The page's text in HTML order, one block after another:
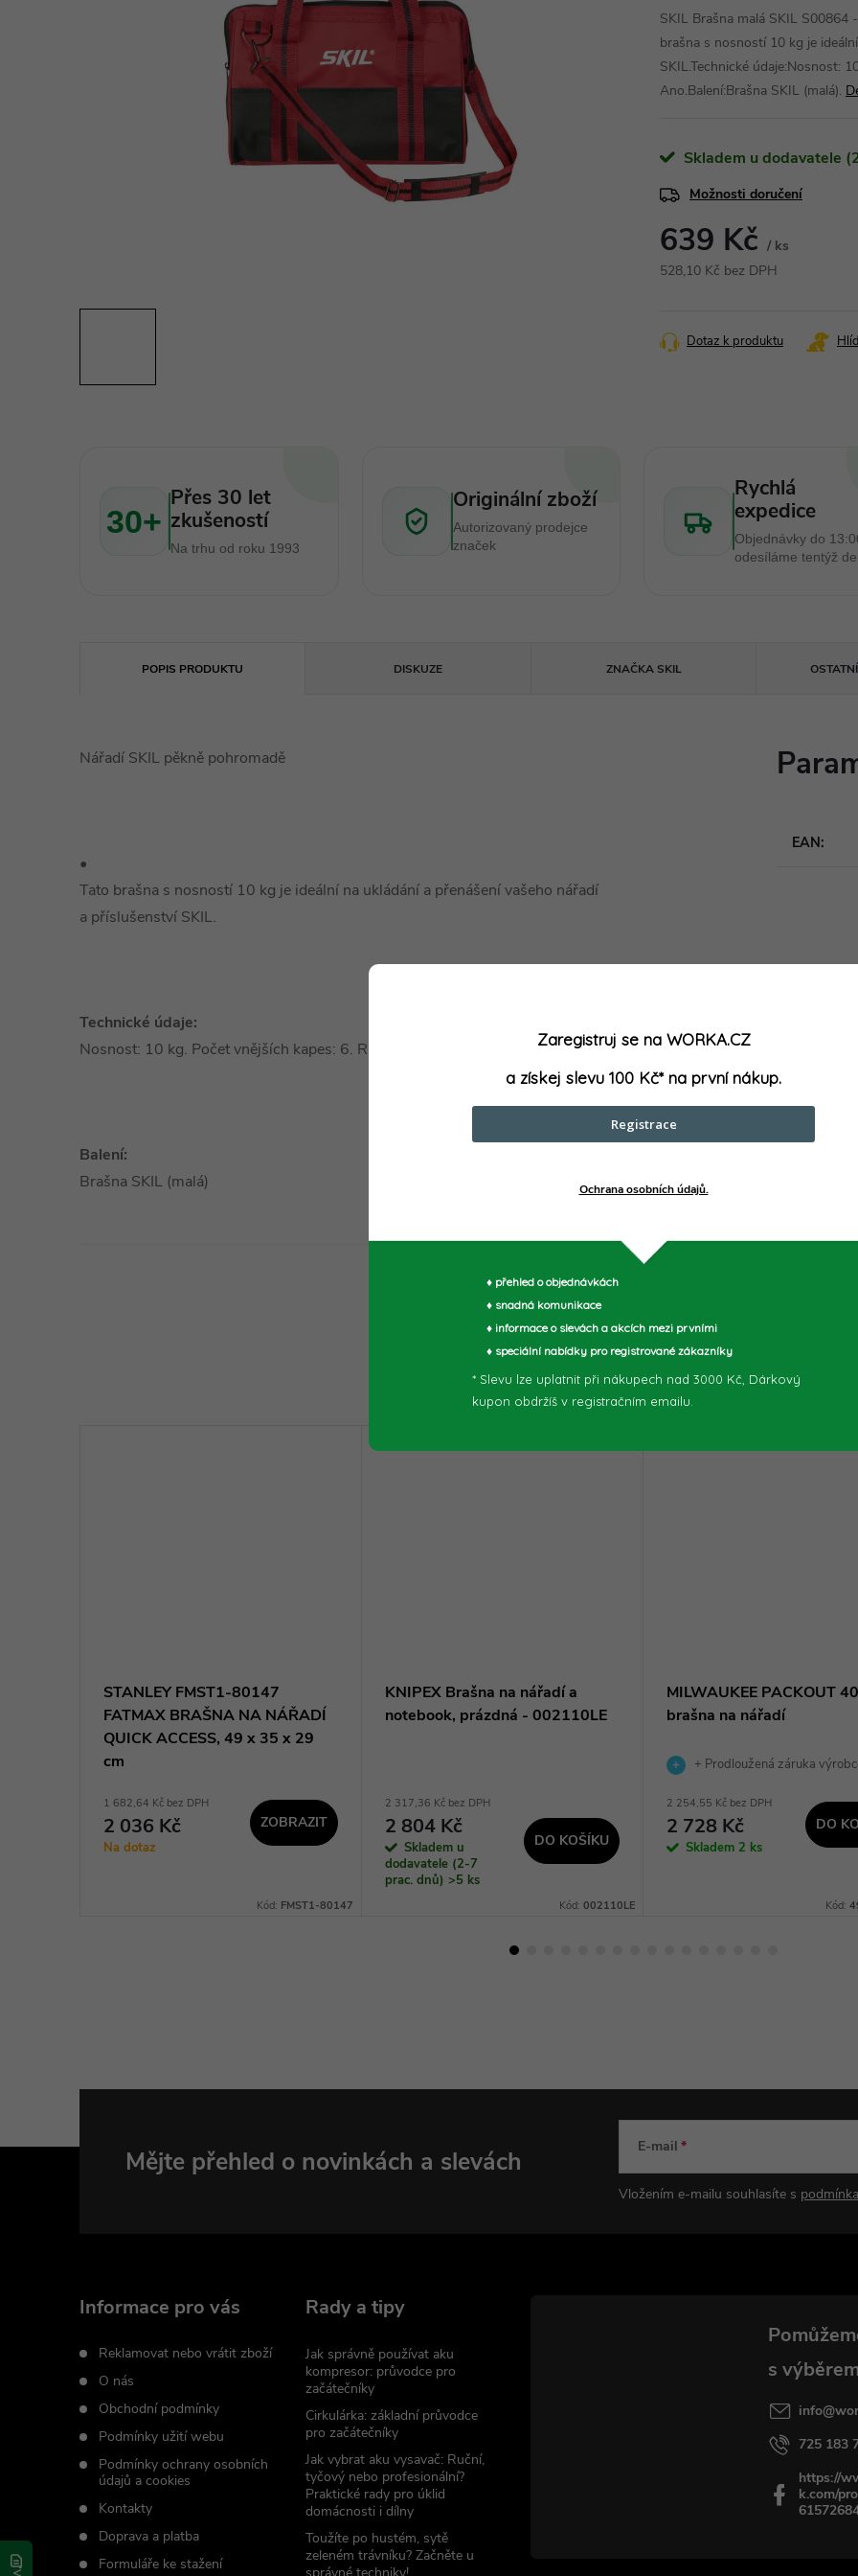
SKIL Brašna malá SKIL S00864
brašna s nosností 10 kg je
SKIL.Technické údaje:Nosnost:
Ano.Balení:Brašna SKIL (malá).
Skladem u dodavatele
Možnosti doručení
639 Kč / ks
528,10 Kč bez DPH
Dotaz k produktu
30+
Přes 30 let
zkušeností
Na trhu od roku 1993
Originální zboží
Autorizovaný prodejce
značek
Rychlá
expedice
Objednávky do
odesíláme tentýž
POPIS PRODUKTU DISKUZE ZNAČKASKIL
Nářadí SKIL pěkně pohromadě
•
Tato brašna s nosností 10 kg je ideální na ukládání a přenášení vašeho nářadí
a příslušenství SKIL.
Technické údaje:
Nosnost: 10 kg. Počet vnějších kapes: 6. Ramenní popruh: Ano.
Balení:
Brašna SKIL (malá)
EAN:
Technické parametry může výrobce změnit bez předchozího upozornění. Obrázky mají ilustrační
STANLEY FMST1-80147
FATMAX BRAŠNA NA NÁŘADÍ
QUICK ACCESS, 49 x 35 x 29
cm
1 682,64 Kč bez DPH
2 036 Kč
Na dotaz
ZOBRAZIT
Kód: FMST1-80147
KNIPEX Brašna na nářadí a
notebook, prázdná - 002110LE
2 317,36 Kč bez DPH
2 804 Kč
Skladem u
dodavatele (2-7
prac. dnů) >5 ks
DO KOŠÍKU
Kód: 002110LE
MILWAUKEE PACKOUT
brašna na nářadí
+ Prodloužená záruka
2 254,55 Kč bez DPH
2 728 Kč
Skladem 2 ks
DO
Kód:
Mějte přehled o novinkách a slevách E-mail
Vložením e-mailu souhlasíte s
Informace pro vás
Reklamovat nebo vrátit zboží
O nás
Obchodní podmínky
Podmínky užití webu
Podmínky ochrany osobních
údajů a cookies
Kontakty
Doprava a platba
Formuláře ke stažení
Rady a tipy
Jak správně používat aku
kompresor: průvodce pro
začátečníky
Cirkulárka: základní průvodce
pro začátečníky
Jak vybrat aku vysavač: Ruční,
tyčový nebo profesionální?
Praktické rady pro úklid
domácnosti i dílny
Toužíte po hustém, sytě
zeleném trávníku? Začněte u
info@
725 183
https://
k.com/
Zaregistruj se na WORKA.CZ
a získej slevu 100 Kč* na první nákup.
Registrace
Ochrana osobních údajů.
♦ přehled o objednávkách
♦ snadná komunikace
♦ informace o slevách a akcích mezi prvními
♦ speciální nabídky pro registrované zákazníky
* Slevu lze uplatnit při nákupech nad 3000 Kč, Dárkový
kupon obdržíš v registračním emailu.